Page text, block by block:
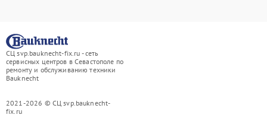
СЦ svp.bauknecht-fix.ru - сеть
сервисных центров в Севастополе по
ремонту и обслуживанию техники
Bauknecht
2021-2026 © СЦ svp.bauknecht-
fix.ru